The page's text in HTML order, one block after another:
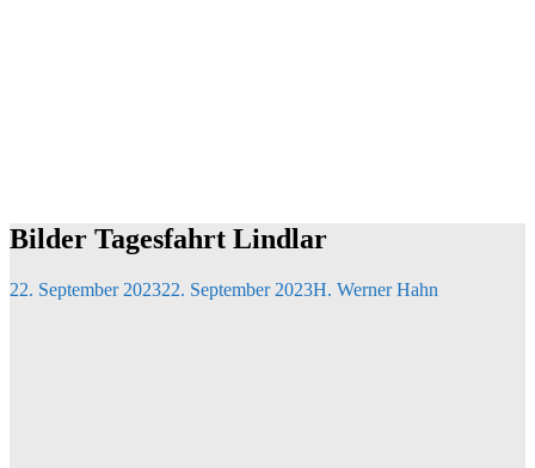
Bilder Tagesfahrt Lindlar
22. September 202322. September 2023H. Werner Hahn